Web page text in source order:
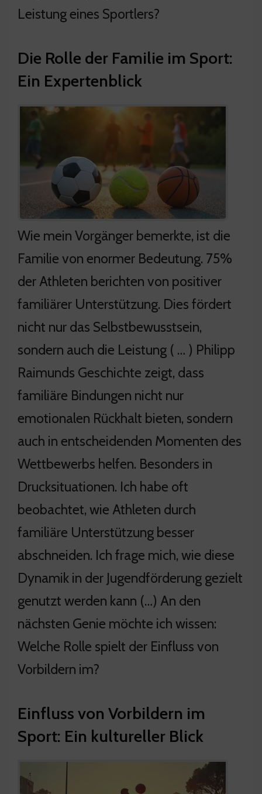
Leistung eines Sportlers?
Die Rolle der Familie im Sport:
Ein Expertenblick
Wie mein Vorgänger bemerkte, ist die
Familie von enormer Bedeutung. 75%
der Athleten berichten von positiver
familiärer Unterstützung. Dies fördert
nicht nur das Selbstbewusstsein,
sondern auch die Leistung ( … ) Philipp
Raimunds Geschichte zeigt, dass
familiäre Bindungen nicht nur
emotionalen Rückhalt bieten, sondern
auch in entscheidenden Momenten des
Wettbewerbs helfen. Besonders in
Drucksituationen. Ich habe oft
beobachtet, wie Athleten durch
familiäre Unterstützung besser
abschneiden. Ich frage mich, wie diese
Dynamik in der Jugendförderung gezielt
genutzt werden kann (…) An den
nächsten Genie möchte ich wissen:
Welche Rolle spielt der Einfluss von
Vorbildern im?
Einfluss von Vorbildern im
Sport: Ein kultureller Blick